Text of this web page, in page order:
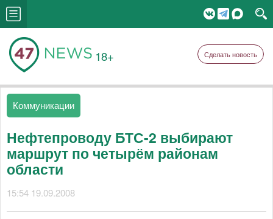
18+ Сделать новость
Коммуникации
Нефтепроводу БТС-2 выбирают
маршрут по четырём районам
области
15:54 19.09.2008